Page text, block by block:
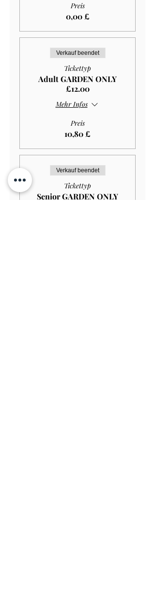
Preis
0,00 £
Verkauf beendet
Tickettyp
Adult GARDEN ONLY
£12.00
Mehr Infos
Preis
10,80 £
Verkauf beendet
Tickettyp
Senior GARDEN ONLY